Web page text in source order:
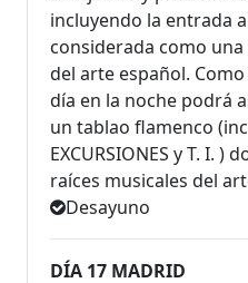
incluyendo la entrada
considerada como
del arte español.
día en la noche podrá
un tablao flamenco
EXCURSIONES y T. I. )
raíces musicales del
Desayuno
DÍA 17 MADRID